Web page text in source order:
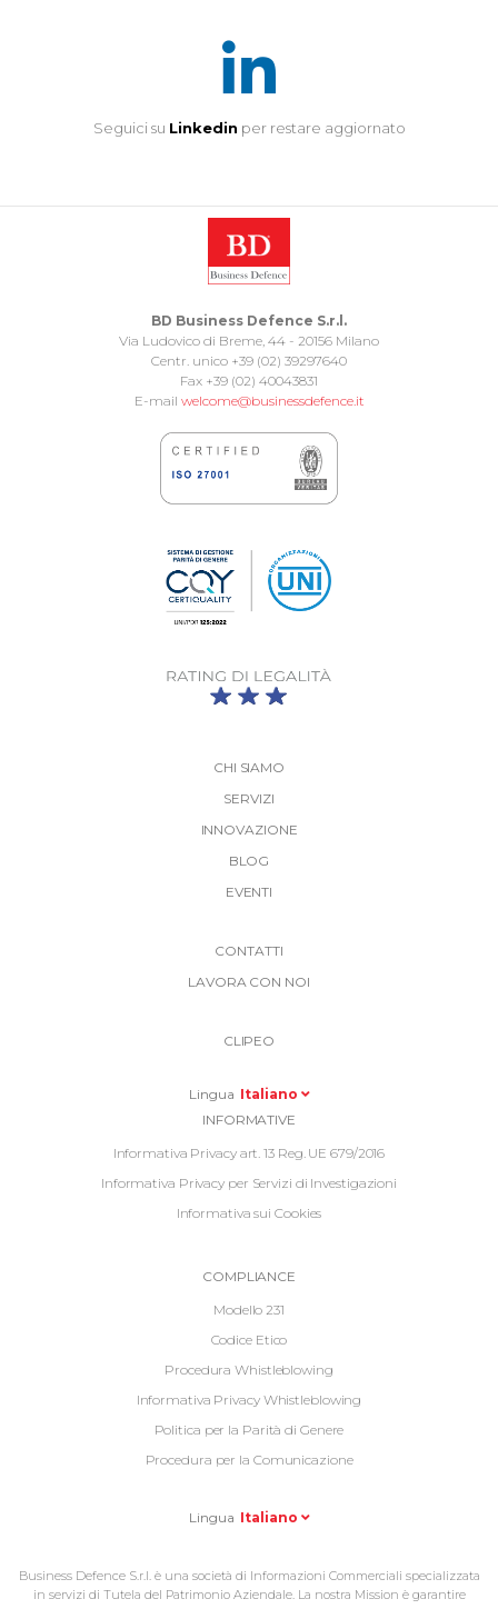
Seguici su Linkedin per restare aggiornato
BD Business Defence S.r.l.
Via Ludovico di Breme, 44 - 20156 Milano
Centr. unico +39 (02) 39297640
Fax +39 (02) 40043831
E-mail welcome@businessdefence.it
CHI SIAMO
SERVIZI
INNOVAZIONE
BLOG
EVENTI
CONTATTI
LAVORA CON NOI
CLIPEO
Lingua Italiano
Informative
Footer
INFORMATIVE
Informativa Privacy art. 13 Reg. UE 679/2016
Informativa Privacy per Servizi di Investigazioni
Informativa sui Cookies
InformativeCOMPLIANCE
Modello 231
Codice Etico
Procedura Whistleblowing
Informativa Privacy Whistleblowing
Politica per la Parità di Genere
Procedura per la Comunicazione
Lingua Italiano
Business Defence S.r.l. è una società di Informazioni Commerciali specializzata
in servizi di Tutela del Patrimonio Aziendale. La nostra Mission è garantire